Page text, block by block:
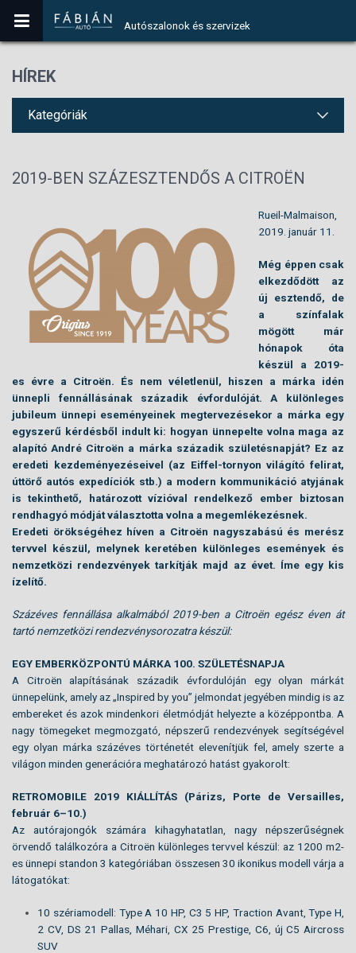
Autószalonok és szervizek
HÍREK
Kategóriák
2019-BEN SZÁZESZTENDŐS A CITROËN
Rueil-Malmaison,
2019. január 11.
Még éppen csak
elkezdődött az
új esztendő, de
a színfalak
mögött már
hónapok óta
készül a 2019-
es évre a Citroën. És nem véletlenül, hiszen a márka idén
ünnepli fennállásának századik évfordulóját. A különleges
jubileum ünnepi eseményeinek megtervezésekor a márka egy
egyszerű kérdésből indult ki: hogyan ünnepelte volna maga az
alapító André Citroën a márka századik születésnapját? Ez az
eredeti kezdeményezéseivel (az Eiffel-tornyon világító felirat,
úttörő autós expedíciók stb.) a modern kommunikáció atyjának
is tekinthető, határozott vízióval rendelkező ember biztosan
rendhagyó módját választotta volna a megemlékezésnek.
Eredeti örökségéhez híven a Citroën nagyszabású és merész
tervvel készül, melynek keretében különleges események és
nemzetközi rendezvények tarkítják majd az évet. Íme egy kis
ízelítő.
Százéves fennállása alkalmából 2019-ben a Citroën egész éven át
tartó nemzetközi rendezvénysorozatra készül:
EGY EMBERKÖZPONTÚ MÁRKA 100. SZÜLETÉSNAPJA
A Citroën alapításának századik évfordulóján egy olyan márkát
ünnepelünk, amely az „Inspired by you” jelmondat jegyében mindig is az
embereket és azok mindenkori életmódját helyezte a középpontba. A
nagy tömegeket megmozgató, népszerű rendezvények segítségével
egy olyan márka százéves történetét elevenítjük fel, amely szerte a
világon minden generációra meghatározó hatást gyakorolt:
RETROMOBILE 2019 KIÁLLÍTÁS (Párizs, Porte de Versailles,
február 6–10.)
Az autórajongók számára kihagyhatatlan, nagy népszerűségnek
örvendő találkozóra a Citroën különleges tervvel készül: az 1200 m2-
es ünnepi standon 3 kategóriában összesen 30 ikonikus modell várja a
látogatókat:
10 szériamodell: Type A 10 HP, C3 5 HP, Traction Avant, Type H,
2 CV, DS 21 Pallas, Méhari, CX 25 Prestige, C6, új C5 Aircross
SUV